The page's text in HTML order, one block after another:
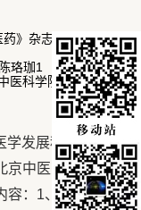
药》杂志上，肖梦熊
珞珈1
医科学院望京医
学发展科研基金
京中医药服务价
容：1、建立北京